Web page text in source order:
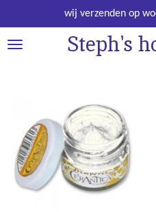
direct
naar
Steph's
wij verzenden op